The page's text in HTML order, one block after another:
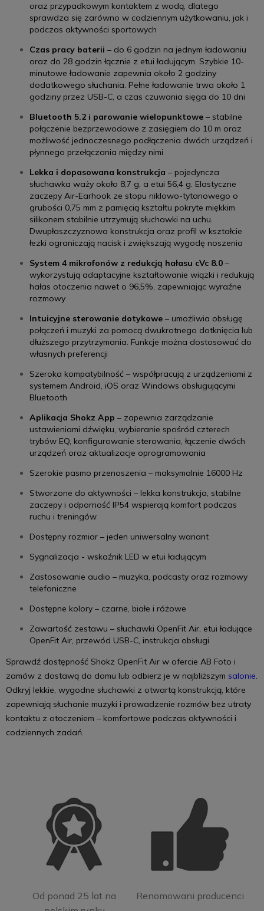
oraz przypadkowym kontaktem z wodą, dlatego
sprawdza się zarówno w codziennym użytkowaniu, jak i
podczas aktywności sportowych
Czas pracy baterii – do 6 godzin na jednym ładowaniu
oraz do 28 godzin łącznie z etui ładującym. Szybkie 10-
minutowe ładowanie zapewnia około 2 godziny
dodatkowego słuchania. Pełne ładowanie trwa około 1
godziny przez USB-C, a czas czuwania sięga do 10 dni
Bluetooth 5.2 i parowanie wielopunktowe– stabilne
połączenie bezprzewodowe z zasięgiem do 10 m oraz
możliwość jednoczesnego podłączenia dwóch urządzeń i
płynnego przełączania między nimi
Lekka i dopasowana konstrukcja – pojedyncza
słuchawka waży około 8,7 g, a etui 56,4 g. Elastyczne
zaczepy Air-Earhook ze stopu niklowo-tytanowego o
grubości 0,75 mm z pamięcią kształtu pokryte miękkim
silikonem stabilnie utrzymują słuchawki na uchu.
Dwupłaszczyznowa konstrukcja oraz profil w kształcie
łezki ograniczają nacisk i zwiększają wygodę noszenia
System 4 mikrofonów z redukcją hałasu cVc 8.0–
wykorzystują adaptacyjne kształtowanie wiązki i redukują
hałas otoczenia nawet o 96,5%, zapewniając wyraźne
rozmowy
Intuicyjne sterowanie dotykowe– umożliwia obsługę
połączeń i muzyki za pomocą dwukrotnego dotknięcia lub
dłuższego przytrzymania. Funkcje można dostosować do
własnych preferencji
Szeroka kompatybilność – współpracują z urządzeniami z
systemem Android, iOS oraz Windows obsługującymi
Bluetooth
Aplikacja Shokz App – zapewnia zarządzanie
ustawieniami dźwięku, wybieranie spośród czterech
trybów EQ, konfigurowanie sterowania, łączenie dwóch
urządzeń oraz aktualizacje oprogramowania
Szerokie pasmo przenoszenia – maksymalnie 16000 Hz
Stworzone do aktywności – lekka konstrukcja, stabilne
zaczepy i odporność IP54 wspierają komfort podczas
ruchu i treningów
Dostępny rozmiar – jeden uniwersalny wariant
Sygnalizacja - wskaźnik LED w etui ładującym
Zastosowanie audio – muzyka, podcasty oraz rozmowy
telefoniczne
Dostępne kolory – czarne, białe i różowe
Zawartość zestawu – słuchawki OpenFit Air, etui ładujące
OpenFit Air, przewód USB-C, instrukcja obsługi
Sprawdź dostępność Shokz OpenFit Air w ofercie AB Foto i
zamów z dostawą do domu lub odbierz je w najbliższym salonie.
Odkryj lekkie, wygodne słuchawki z otwartą konstrukcją, które
zapewniają słuchanie muzyki i prowadzenie rozmów bez utraty
kontaktu z otoczeniem – komfortowe podczas aktywności i
codziennych zadań.
Od ponad 25 lat na
Renomowani producenci